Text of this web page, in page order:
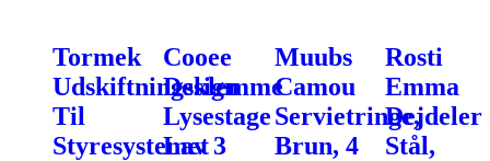
Tormek
Udskiftningsklemme
Til
Styresystemet
Cooee
Design
Lysestage
Lav 3
Muubs
Camou
Servietringe,
Brun, 4
Rosti
Emma
Dejdeler
Stål,